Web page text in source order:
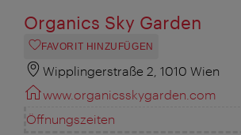
Organics Sky Garden
FAVORIT HINZUFÜGEN
Wipplingerstraße 2, 1010 Wien
www.organicsskygarden.com
Öffnungszeiten